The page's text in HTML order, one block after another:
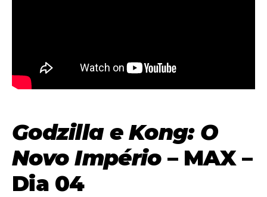
Godzilla e Kong: O
Novo Império– MAX –
Dia 04